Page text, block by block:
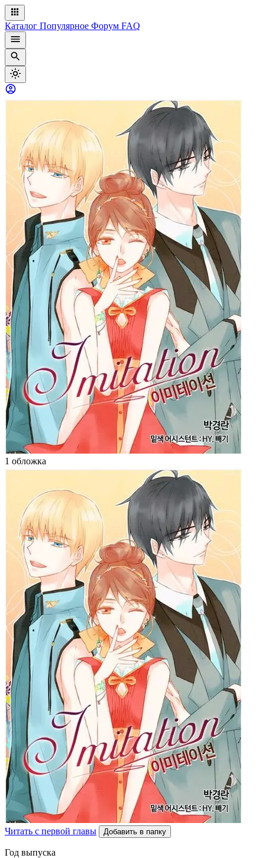
Каталог Популярное Форум FAQ
1 обложка
Читать с первой главы Добавить в папку
Год выпуска